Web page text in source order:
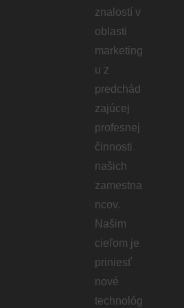
znalostí v
oblasti
marketing
u z
predchád
zajúcej
profesnej
činnosti
našich
zamestna
ncov.
Našim
cieľom je
priniesť
nové
technológ